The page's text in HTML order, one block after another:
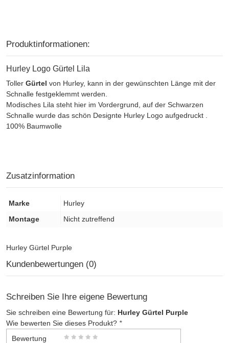
Produktinformationen:
Hurley Logo Gürtel Lila
Toller Gürtel von Hurley, kann in der gewünschten Länge mit der
Schnalle festgeklemmt werden.
Modisches Lila steht hier im Vordergrund, auf der Schwarzen
Schnalle wurde das schön Designte Hurley Logo aufgedruckt .
100% Baumwolle
Zusatzinformation
Marke
Hurley
Montage
Nicht zutreffend
Hurley Gürtel Purple
Kundenbewertungen (0)
Schreiben Sie Ihre eigene Bewertung
Sie schreiben eine Bewertung für: Hurley Gürtel Purple
Wie bewerten Sie dieses Produkt? *
Bewertung